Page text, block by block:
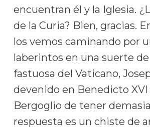
encuentran él y la Iglesia.
de la Curia? Bien, gracias.
los vemos caminando por
laberintos en una suerte
fastuosa del Vaticano,
devenido en Benedicto XVI
Bergoglio de tener
respuesta es un chiste de